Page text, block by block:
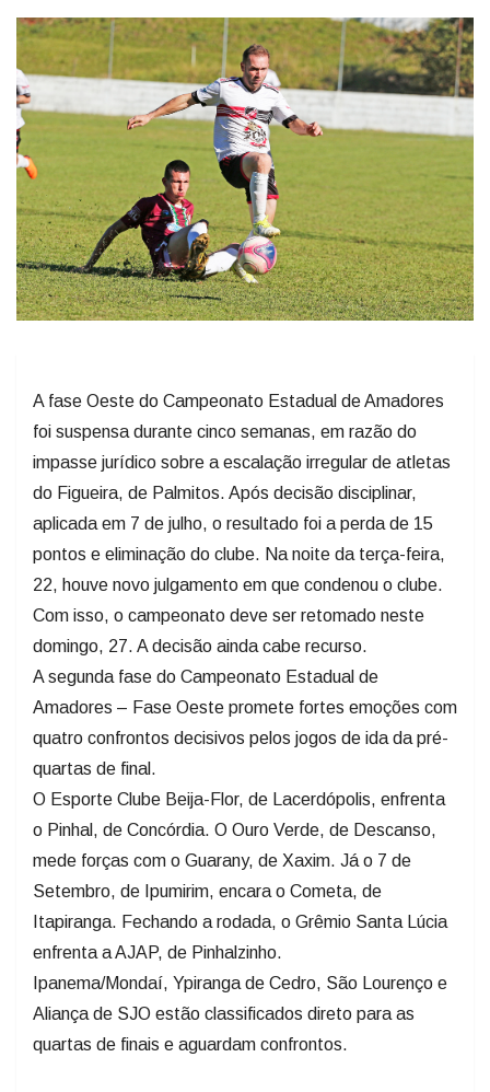
A fase Oeste do Campeonato Estadual de Amadores
foi suspensa durante cinco semanas, em razão do
impasse jurídico sobre a escalação irregular de atletas
do Figueira, de Palmitos. Após decisão disciplinar,
aplicada em 7 de julho, o resultado foi a perda de 15
pontos e eliminação do clube. Na noite da terça-feira,
22, houve novo julgamento em que condenou o clube.
Com isso, o campeonato deve ser retomado neste
domingo, 27. A decisão ainda cabe recurso.
A segunda fase do Campeonato Estadual de
Amadores – Fase Oeste promete fortes emoções com
quatro confrontos decisivos pelos jogos de ida da pré-
quartas de final.
O Esporte Clube Beija-Flor, de Lacerdópolis, enfrenta
o Pinhal, de Concórdia. O Ouro Verde, de Descanso,
mede forças com o Guarany, de Xaxim. Já o 7 de
Setembro, de Ipumirim, encara o Cometa, de
Itapiranga. Fechando a rodada, o Grêmio Santa Lúcia
enfrenta a AJAP, de Pinhalzinho.
Ipanema/Mondaí, Ypiranga de Cedro, São Lourenço e
Aliança de SJO estão classificados direto para as
quartas de finais e aguardam confrontos.